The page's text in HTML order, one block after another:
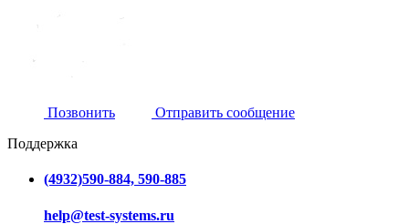
Позвонить
Отправить сообщение
Поддержка
(4932)590-884, 590-885
help@test-systems.ru